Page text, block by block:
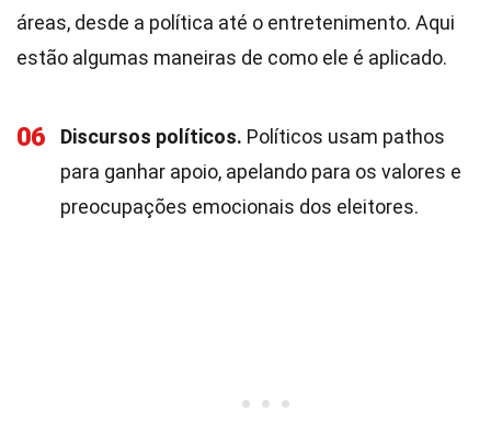
áreas, desde a política até o entretenimento. Aqui
estão algumas maneiras de como ele é aplicado.
06 Discursos políticos. Políticos usam pathos
para ganhar apoio, apelando para os valores e
preocupações emocionais dos eleitores.